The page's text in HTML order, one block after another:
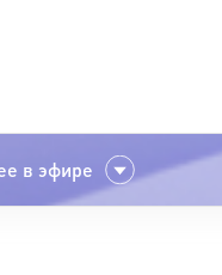
в эфире